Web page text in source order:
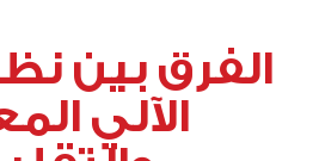
الفرق بين
الآلي